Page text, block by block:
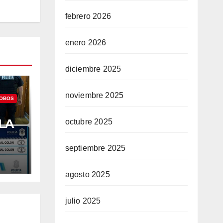
febrero 2026
enero 2026
diciembre 2025
noviembre 2025
octubre 2025
septiembre 2025
agosto 2025
julio 2025